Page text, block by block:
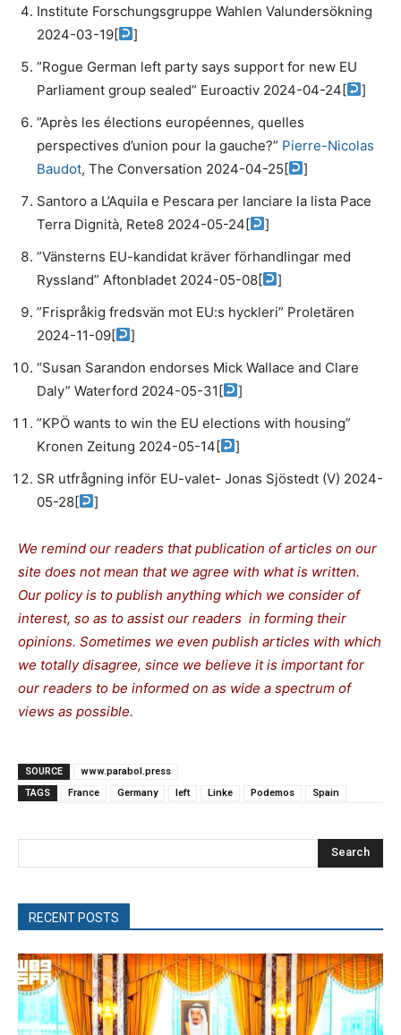
Institute Forschungsgruppe Wahlen Valundersökning
2024-03-19[
]
”Rogue German left party says support for new EU
Parliament group sealed” Euroactiv 2024-04-24[
]
”Après les élections européennes, quelles
perspectives d’union pour la gauche?” Pierre-Nicolas
Baudot, The Conversation 2024-04-25[
]
Santoro a L’Aquila e Pescara per lanciare la lista Pace
Terra Dignità, Rete8 2024-05-24[
]
”Vänsterns EU-kandidat kräver förhandlingar med
Ryssland” Aftonbladet 2024-05-08[
]
”Frispråkig fredsvän mot EU:s hyckleri” Proletären
2024-11-09[
]
“Susan Sarandon endorses Mick Wallace and Clare
Daly” Waterford 2024-05-31[
]
”KPÖ wants to win the EU elections with housing”
Kronen Zeitung 2024-05-14[
]
SR utfrågning inför EU-valet- Jonas Sjöstedt (V) 2024-
05-28[ ]
We remind our readers that publication of articles on our
site does not mean that we agree with what is written.
Our policy is to publish anything which we consider of
interest, so as to assist our readers in forming their
opinions. Sometimes we even publish articles with which
we totally disagree, since we believe it is important for
our readers to be informed on as wide a spectrum of
views as possible.
SOURCE
www.parabol.press
TAGS
France Germany left Linke Podemos Spain
Search
RECENT POSTS